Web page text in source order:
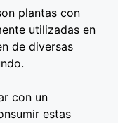
plantas con
utilizadas en
de diversas
con un
estas